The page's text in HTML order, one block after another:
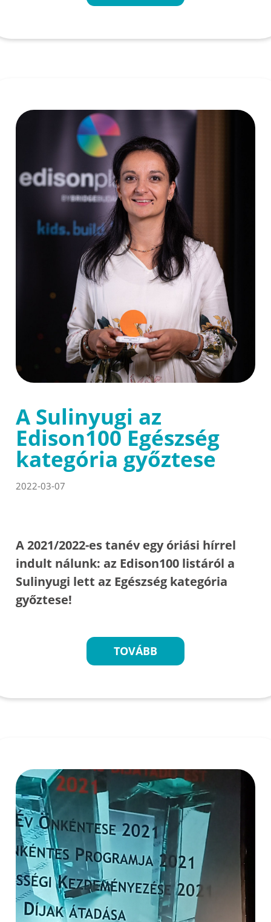
A Sulinyugi az
Edison100 Egészség
kategória győztese
2022-03-07
A 2021/2022-es tanév egy óriási hírrel
indult nálunk: az Edison100 listáról a
Sulinyugi lett az Egészség kategória
győztese!
TOVÁBB